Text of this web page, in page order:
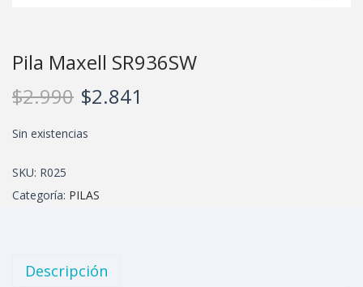
Pila Maxell SR936SW
$2.990 $2.841
Sin existencias
SKU: R025
Categoría: PILAS
Descripción